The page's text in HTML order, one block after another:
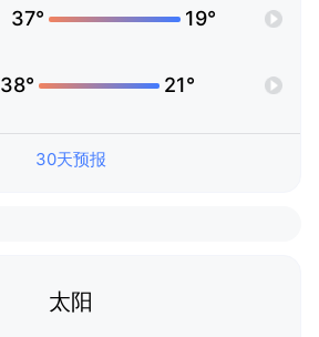
37° 19°
38° 21°
30天预报
太阳